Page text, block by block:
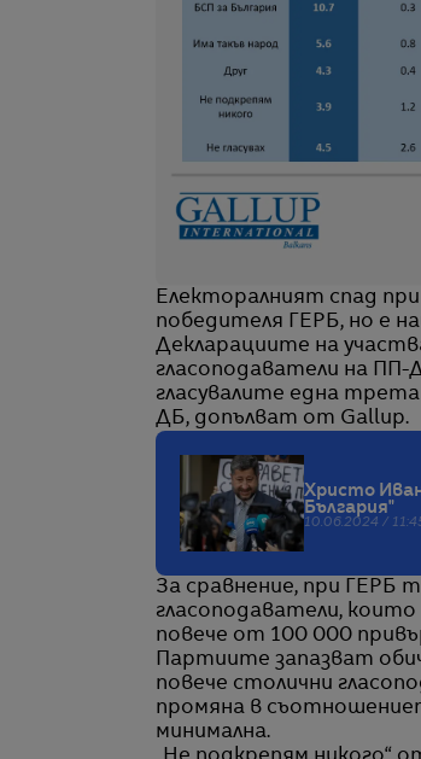
Електоралният спад
победителя ГЕРБ, но е
Декларациите на
гласоподаватели на ПП-
гласувалите една трета
ДБ, допълват от Gallup.
Христо
България"
10.06.2024 /
За сравнение, при ГЕРБ
гласоподаватели, които
повече от 100 000
Партиите запазват
повече столични
промяна в
минимална.